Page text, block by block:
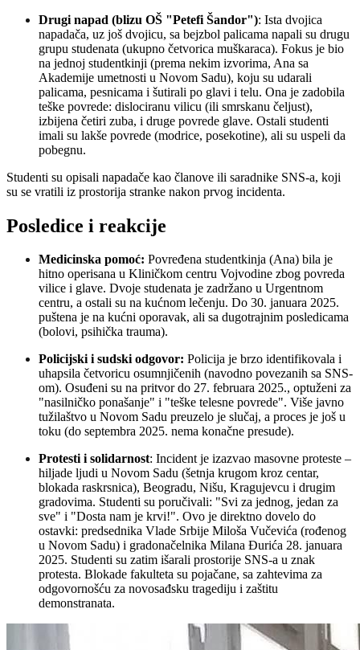
Drugi napad (blizu OŠ "Petefi Šandor"): Ista dvojica
napadača, uz još dvojicu, sa bejzbol palicama napali su drugu
grupu studenata (ukupno četvorica muškaraca). Fokus je bio
na jednoj studentkinji (prema nekim izvorima, Ana sa
Akademije umetnosti u Novom Sadu), koju su udarali
palicama, pesnicama i šutirali po glavi i telu. Ona je zadobila
teške povrede: dislociranu vilicu (ili smrskanu čeljust),
izbijena četiri zuba, i druge povrede glave. Ostali studenti
imali su lakše povrede (modrice, posekotine), ali su uspeli da
pobegnu.
Studenti su opisali napadače kao članove ili saradnike SNS-a, koji
su se vratili iz prostorija stranke nakon prvog incidenta.
Posledice i reakcije
Medicinska pomoć: Povređena studentkinja (Ana) bila je
hitno operisana u Kliničkom centru Vojvodine zbog povreda
vilice i glave. Dvoje studenata je zadržano u Urgentnom
centru, a ostali su na kućnom lečenju. Do 30. januara 2025.
puštena je na kućni oporavak, ali sa dugotrajnim posledicama
(bolovi, psihička trauma).
Policijski i sudski odgovor: Policija je brzo identifikovala i
uhapsila četvoricu osumnjičenih (navodno povezanih sa SNS-
om). Osuđeni su na pritvor do 27. februara 2025., optuženi za
"nasilničko ponašanje" i "teške telesne povrede". Više javno
tužilaštvo u Novom Sadu preuzelo je slučaj, a proces je još u
toku (do septembra 2025. nema konačne presude).
Protesti i solidarnost: Incident je izazvao masovne proteste –
hiljade ljudi u Novom Sadu (šetnja krugom kroz centar,
blokada raskrsnica), Beogradu, Nišu, Kragujevcu i drugim
gradovima. Studenti su poručivali: "Svi za jednog, jedan za
sve" i "Dosta nam je krvi!". Ovo je direktno dovelo do
ostavki: predsednika Vlade Srbije Miloša Vučevića (rođenog
u Novom Sadu) i gradonačelnika Milana Đurića 28. januara
2025. Studenti su zatim išarali prostorije SNS-a u znak
protesta. Blokade fakulteta su pojačane, sa zahtevima za
odgovornošću za novosađsku tragediju i zaštitu
demonstranata.